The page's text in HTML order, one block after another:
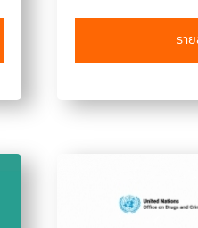
เข้าถึงความยุติธรรมจาก
ทรัพยากรธรรมชาติ มลพิ
และระบบนิเวศ จากการจัดทำหลักสูตร การประชุมฯ ตลอดจน
กระบวนการยุติธรรมสิ่งแ
รา